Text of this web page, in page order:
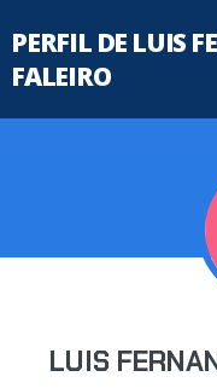
PERFIL DE LUIS
FALEIRO
LUIS